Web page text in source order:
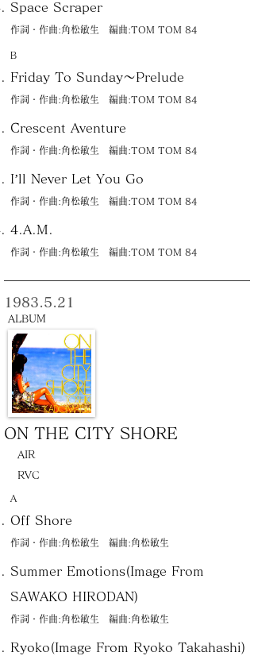
Space Scraper
作詞・作曲:角松敏生 編曲:TOM TOM 84
Ｂ
Friday To Sunday〜Prelude
作詞・作曲:角松敏生 編曲:TOM TOM 84
Crescent Aventure
作詞・作曲:角松敏生 編曲:TOM TOM 84
I’ll Never Let You Go
作詞・作曲:角松敏生 編曲:TOM TOM 84
4.A.M.
作詞・作曲:角松敏生 編曲:TOM TOM 84
ON THE CITY SHORE
1983.5.21
ALBUM
AIR
RVC
Ａ
Off Shore
作詞・作曲:角松敏生 編曲:角松敏生
Summer Emotions(Image From
SAWAKO HIRODAN)
作詞・作曲:角松敏生 編曲:角松敏生
Ryoko(Image From Ryoko Takahashi)